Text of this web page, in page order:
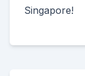
Singapore!